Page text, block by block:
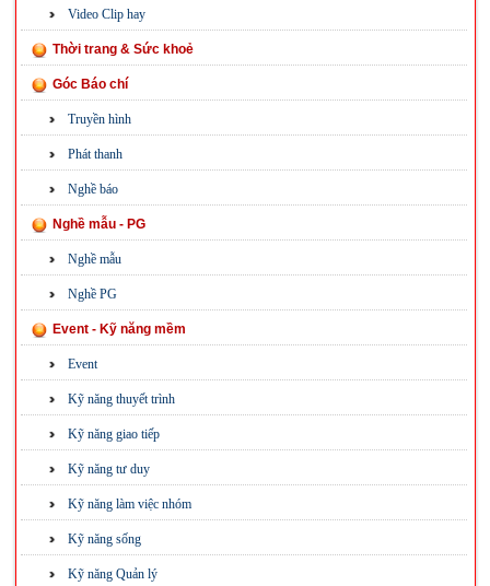
Video Clip hay
Thời trang & Sức khoẻ
Góc Báo chí
Truyền hình
Phát thanh
Nghề báo
Nghề mẫu - PG
Nghề mẫu
Nghề PG
Event - Kỹ năng mềm
Event
Kỹ năng thuyết trình
Kỹ năng giao tiếp
Kỹ năng tư duy
Kỹ năng làm việc nhóm
Kỹ năng sống
Kỹ năng Quản lý